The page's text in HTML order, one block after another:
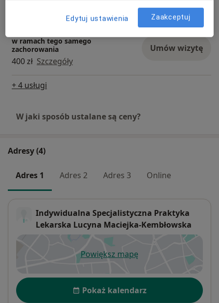
w ramach tego samego
zachorowania
400 zł Szczegóły
Umów wizytę
+ 4 usługi
W jaki sposób ustalane są ceny?
Adresy (4)
Adres 1 Adres 2 Adres 3 Online
Indywidualna Specjalistyczna Praktyka
Lekarska Lucyna Maciejka-Kembłowska
Powiększ mapęotwiera się w nowej karcie
Dostępność
Pokaż kalendarz
Edytuj ustawienia Zaakceptuj